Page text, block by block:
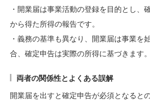
・開業届は事業活動の登録を目的とし、
から得た所得の報告です。
・義務の基準も異なり、開業届は事業を
合、確定申告は実際の所得に基づきます。
両者の関係性とよくある誤解
開業届を出すと確定申告が必須となると